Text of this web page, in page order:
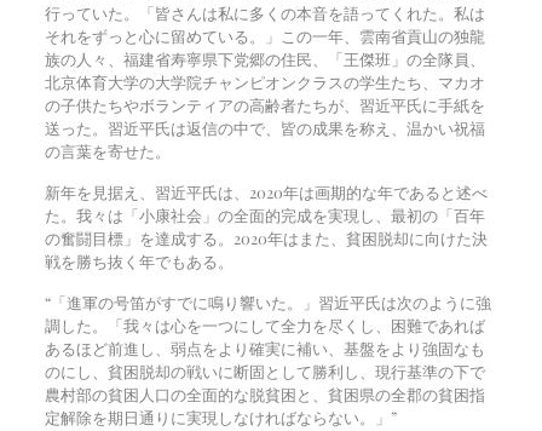
行っていた。「皆さんは私に多くの本音を語ってくれた。私は
それをずっと心に留めている。」この一年、雲南省貢山の独龍
族の人々、福建省寿寧県下党郷の住民、「王傑班」の全隊員、
北京体育大学の大学院チャンピオンクラスの学生たち、マカオ
の子供たちやボランティアの高齢者たちが、習近平氏に手紙を
送った。習近平氏は返信の中で、皆の成果を称え、温かい祝福
の言葉を寄せた。
新年を見据え、習近平氏は、2020年は画期的な年であると述べ
た。我々は「小康社会」の全面的完成を実現し、最初の「百年
の奮闘目標」を達成する。2020年はまた、貧困脱却に向けた決
戦を勝ち抜く年でもある。
“「進軍の号笛がすでに鳴り響いた。」習近平氏は次のように強
調した。「我々は心を一つにして全力を尽くし、困難であれば
あるほど前進し、弱点をより確実に補い、基盤をより強固なも
のにし、貧困脱却の戦いに断固として勝利し、現行基準の下で
農村部の貧困人口の全面的な脱貧困と、貧困県の全郡の貧困指
定解除を期日通りに実現しなければならない。」”